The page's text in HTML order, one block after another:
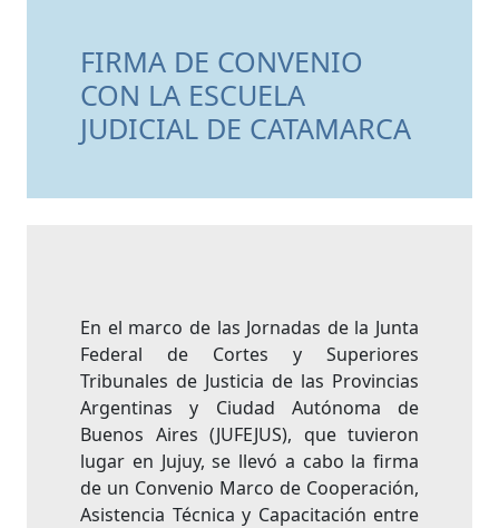
FIRMA DE CONVENIO
CON LA ESCUELA
JUDICIAL DE CATAMARCA
En el marco de las Jornadas de la Junta
Federal de Cortes y Superiores
Tribunales de Justicia de las Provincias
Argentinas y Ciudad Autónoma de
Buenos Aires (JUFEJUS), que tuvieron
lugar en Jujuy, se llevó a cabo la firma
de un Convenio Marco de Cooperación,
Asistencia Técnica y Capacitación entre